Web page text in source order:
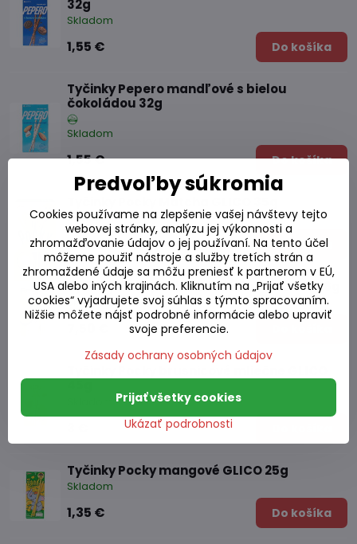
32g
Skladom
1,55 € Do košíka
Tyčinky Pepero mandľové s bielou
čokoládou 32g
Skladom
1,55 € Do košíka
Tyčinky Pocky Matcha GLICO 35g
Skladom
1,65 € Do košíka
Tyčinky Pocky Sakura Matcha GLICO 101,6g
Skladom
Tyčinky Pocky mangové GLICO 25g
Skladom
1,35 € Do košíka
Predvoľby súkromia
Cookies používame na zlepšenie vašej návštevy tejto
webovej stránky, analýzu jej výkonnosti a
zhromažďovanie údajov o jej používaní. Na tento účel
môžeme použiť nástroje a služby tretích strán a
zhromaždené údaje sa môžu preniesť k partnerom v EÚ,
USA alebo iných krajinách. Kliknutím na „Prijať všetky
cookies“ vyjadrujete svoj súhlas s týmto spracovaním.
Nižšie môžete nájsť podrobné informácie alebo upraviť
svoje preferencie.
Zásady ochrany osobných údajov
Ukázať podrobnosti
Prijať všetky cookies